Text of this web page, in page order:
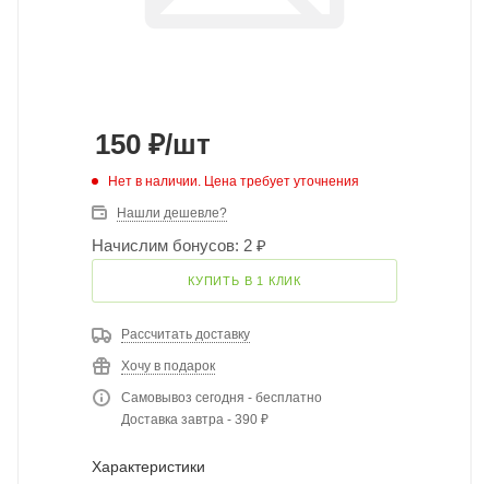
150 ₽/шт
Нет в наличии. Цена требует уточнения
Нашли дешевле?
Начислим бонусов: 2 ₽
КУПИТЬ В 1 КЛИК
Рассчитать доставку
Хочу в подарок
Самовывоз сегодня - бесплатно
Доставка завтра - 390 ₽
Характеристики